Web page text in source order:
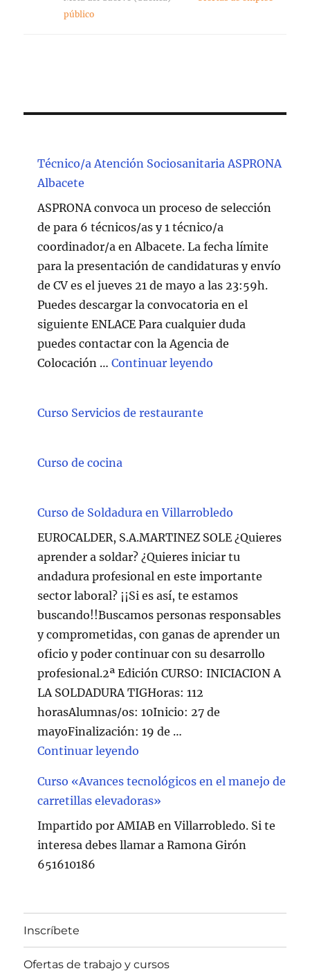
público
Técnico/a Atención Sociosanitaria ASPRONA
Albacete
ASPRONA convoca un proceso de selección
de para 6 técnicos/as y 1 técnico/a
coordinador/a en Albacete. La fecha límite
para la presentación de candidaturas y envío
de CV es el jueves 21 de mayo a las 23:59h.
Puedes descargar la convocatoria en el
siguiente ENLACE Para cualquier duda
puedes contactar con la Agencia de
Colocación …Continuar leyendo
Curso Servicios de restaurante
Curso de cocina
Curso de Soldadura en Villarrobledo
EUROCALDER, S.A.MARTINEZ SOLE ¿Quieres
aprender a soldar? ¿Quieres iniciar tu
andadura profesional en este importante
sector laboral? ¡¡Si es así, te estamos
buscando!!Buscamos personas responsables
y comprometidas, con ganas de aprender un
oficio y poder continuar con su desarrollo
profesional.2ª Edición CURSO: INICIACION A
LA SOLDADURA TIGHoras: 112
horasAlumnas/os: 10Inicio: 27 de
mayoFinalización: 19 de …
Continuar leyendo
Curso «Avances tecnológicos en el manejo de
carretillas elevadoras»
Impartido por AMIAB en Villarrobledo. Si te
interesa debes llamar a Ramona Girón
651610186
Inscríbete
Ofertas de trabajo y cursos